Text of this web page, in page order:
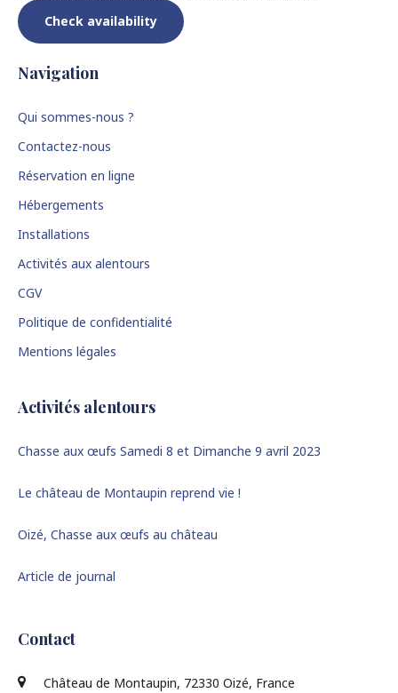
Check availability
Navigation
Qui sommes-nous ?
Contactez-nous
Réservation en ligne
Hébergements
Installations
Activités aux alentours
CGV
Politique de confidentialité
Mentions légales
Activités alentours
Chasse aux œufs Samedi 8 et Dimanche 9 avril 2023
Le château de Montaupin reprend vie !
Oizé, Chasse aux œufs au château
Article de journal
Contact
Château de Montaupin, 72330 Oizé, France